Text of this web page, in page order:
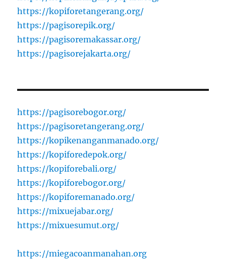
https://kopiforetangerang.org/
https://pagisorepik.org/
https://pagisoremakassar.org/
https://pagisorejakarta.org/
https://pagisorebogor.org/
https://pagisoretangerang.org/
https://kopikenanganmanado.org/
https://kopiforedepok.org/
https://kopiforebali.org/
https://kopiforebogor.org/
https://kopiforemanado.org/
https://mixuejabar.org/
https://mixuesumut.org/
https://miegacoanmanahan.org